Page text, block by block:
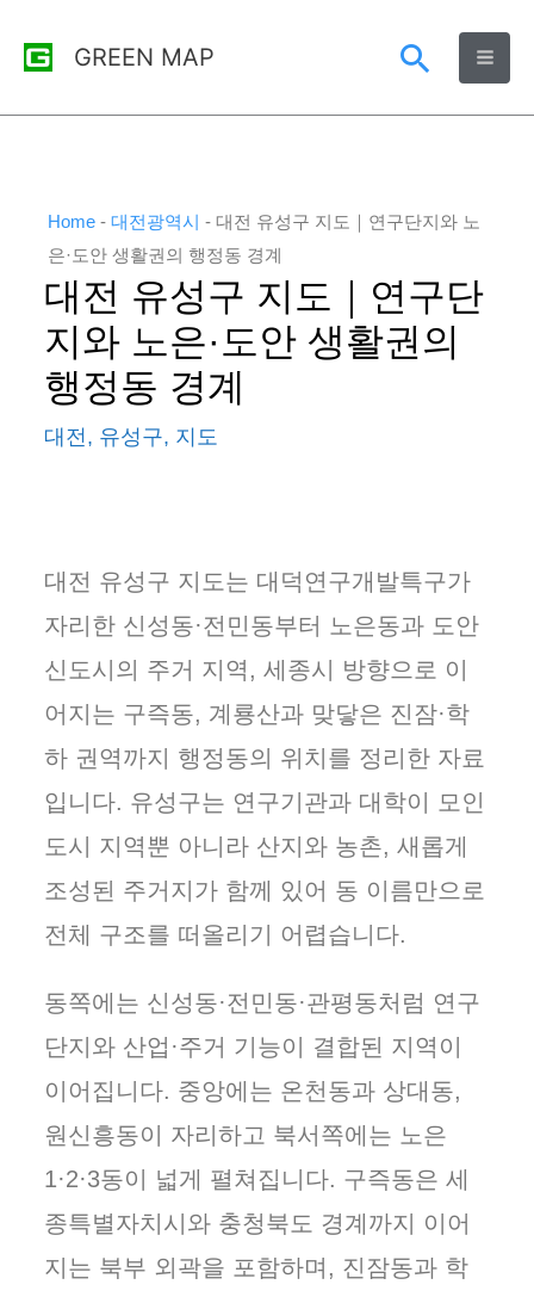
GREEN MAP
검
색
Home - 대전광역시 - 대전 유성구 지도｜연구단지와 노
은·도안 생활권의 행정동 경계
대전 유성구 지도｜연구단
지와 노은·도안 생활권의
행정동 경계
대전, 유성구, 지도
대전 유성구 지도는 대덕연구개발특구가
자리한 신성동·전민동부터 노은동과 도안
신도시의 주거 지역, 세종시 방향으로 이
어지는 구즉동, 계룡산과 맞닿은 진잠·학
하 권역까지 행정동의 위치를 정리한 자료
입니다. 유성구는 연구기관과 대학이 모인
도시 지역뿐 아니라 산지와 농촌, 새롭게
조성된 주거지가 함께 있어 동 이름만으로
전체 구조를 떠올리기 어렵습니다.
동쪽에는 신성동·전민동·관평동처럼 연구
단지와 산업·주거 기능이 결합된 지역이
이어집니다. 중앙에는 온천동과 상대동,
원신흥동이 자리하고 북서쪽에는 노은
1·2·3동이 넓게 펼쳐집니다. 구즉동은 세
종특별자치시와 충청북도 경계까지 이어
지는 북부 외곽을 포함하며, 진잠동과 학